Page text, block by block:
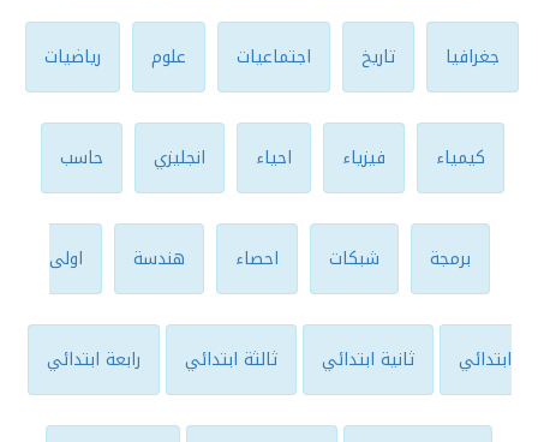
جغرافيا تاريخ اجتماعيات علوم رياضيات
كيمياء فيزياء احياء انجليزي حاسب
برمجة شبكات احصاء هندسة اولى
ابتدائي ثانية ابتدائي ثالثة ابتدائي رابعة ابتدائي